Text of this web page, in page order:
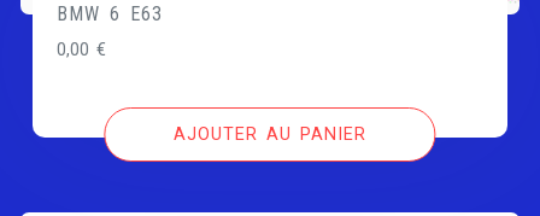
BMW 6 E63
0,00€
AJOUTER AU PANIER